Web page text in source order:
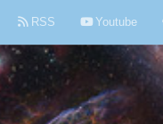
RSS Youtube